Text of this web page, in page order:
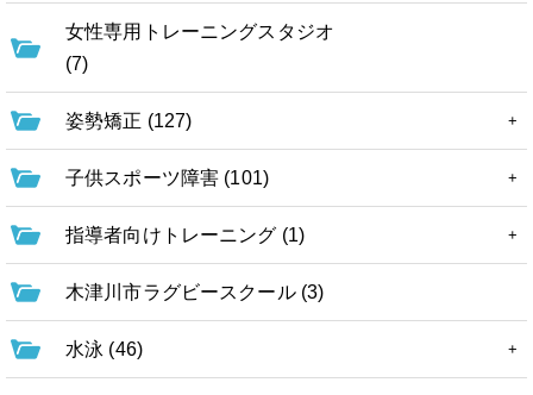
女性専用トレーニングスタジオ
(7)
姿勢矯正 (127)
子供スポーツ障害 (101)
指導者向けトレーニング (1)
木津川市ラグビースクール (3)
水泳 (46)